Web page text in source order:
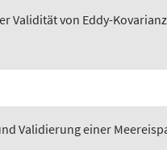
Validität von Eddy-
Validierung einer